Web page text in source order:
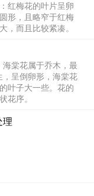
红梅花的叶片呈卵
形，且略窄于红梅
，而且比较紧凑。
棠花属于乔木，最
呈倒卵形，海棠花
叶子大一些。花的
花序。
理